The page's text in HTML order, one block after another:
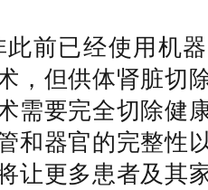
前已经使用机
，但供体肾脏切
需要完全切除健
和器官的完整性
让更多患者及其